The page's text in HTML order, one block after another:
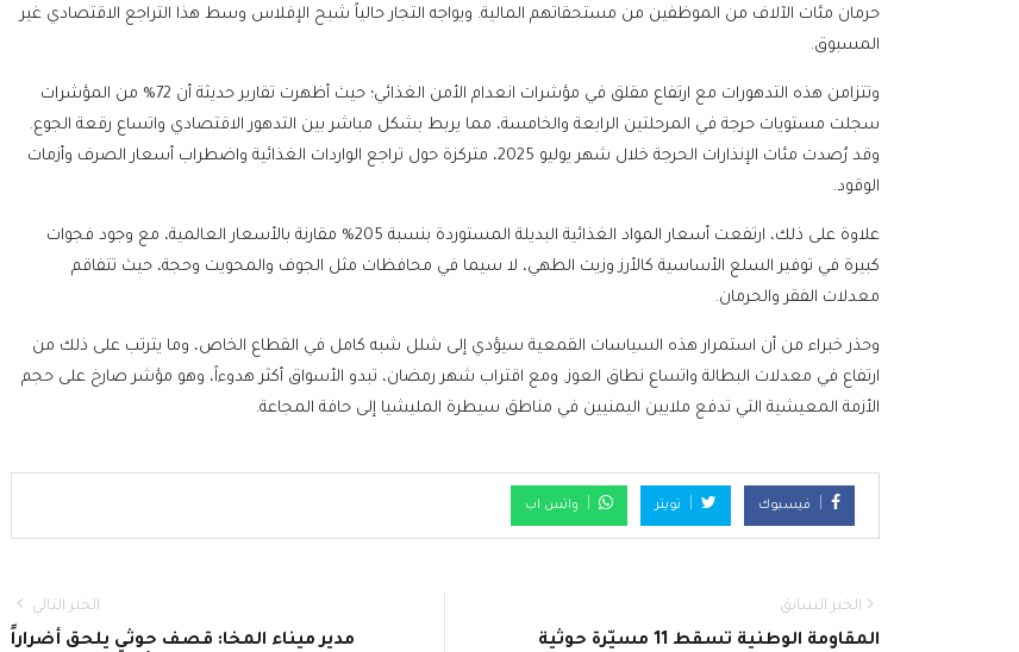
حرمان مئات الآلاف من الموظفين من مستحقاتهم المالية. ويواجه التجار حالياً شبح الإفلاس وسط هذا التراجع الاقتصادي غير
المسبوق.
وتتزامن هذه التدهورات مع ارتفاع مقلق في مؤشرات انعدام الأمن الغذائي؛ حيث أظهرت تقارير حديثة أن 72% من المؤشرات
سجلت مستويات حرجة في المرحلتين الرابعة والخامسة، مما يربط بشكل مباشر بين التدهور الاقتصادي واتساع رقعة الجوع.
وقد رُصدت مئات الإنذارات الحرجة خلال شهر يوليو 2025، متركزة حول تراجع الواردات الغذائية واضطراب أسعار الصرف وأزمات
الوقود.
علاوة على ذلك، ارتفعت أسعار المواد الغذائية البديلة المستوردة بنسبة 205% مقارنة بالأسعار العالمية، مع وجود فجوات
كبيرة في توفير السلع الأساسية كالأرز وزيت الطهي، لا سيما في محافظات مثل الجوف والمحويت وحجة، حيث تتفاقم
معدلات الفقر والحرمان.
وحذر خبراء من أن استمرار هذه السياسات القمعية سيؤدي إلى شلل شبه كامل في القطاع الخاص، وما يترتب على ذلك من
ارتفاع في معدلات البطالة واتساع نطاق العوز. ومع اقتراب شهر رمضان، تبدو الأسواق أكثر هدوءاً، وهو مؤشر صارخ على حجم
الأزمة المعيشية التي تدفع ملايين اليمنيين في مناطق سيطرة المليشيا إلى حافة المجاعة.
فيسبوك تويتر واتس اب
الخبر السابق
المقاومة الوطنية تسقط 11 مسيّرة حوثية
الخبر التالي
مدير ميناء المخا: قصف حوثي يلحق أضراراً